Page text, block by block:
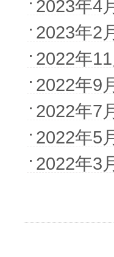
2023年4
2023年2
2022年
2022年9
2022年7
2022年5
2022年3